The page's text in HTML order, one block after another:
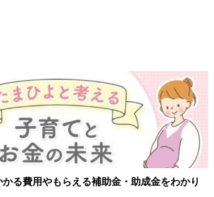
のも】妊婦の感染症対策、知っておいて！